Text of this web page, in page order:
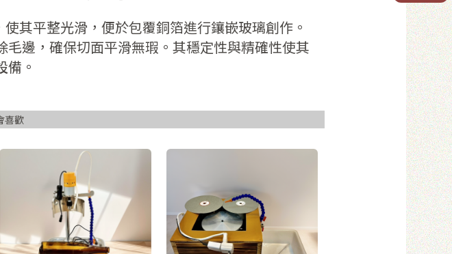
且包含英文和數字
註冊
其平整光滑，便於包覆銅箔進行鑲嵌玻璃創作。
邊，確保切面平滑無瑕。其穩定性與精確性使其
。
喜歡